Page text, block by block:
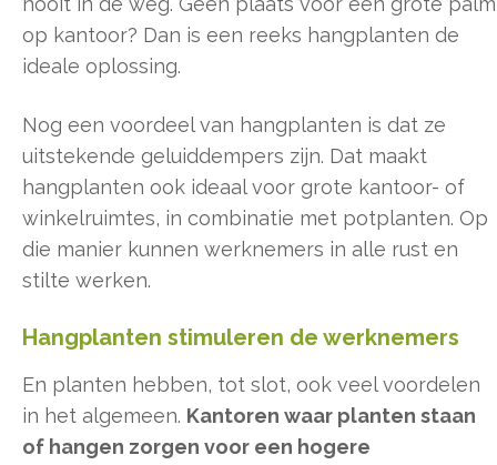
op kantoor? Dan is een reeks hangplanten de
ideale oplossing.
Nog een voordeel van hangplanten is dat ze
uitstekende geluiddempers zijn. Dat maakt
hangplanten ook ideaal voor grote kantoor- of
winkelruimtes, in combinatie met potplanten. Op
die manier kunnen werknemers in alle rust en
stilte werken.
Hangplanten stimuleren de werknemers
En planten hebben, tot slot, ook veel voordelen
in het algemeen. Kantoren waar planten staan
of hangen zorgen voor een hogere